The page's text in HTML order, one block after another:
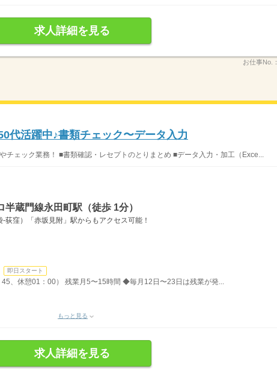
求人詳細を見る
お仕事No.：
代活躍中♪書類チェック〜データ入力
チェック業務！ ■書類確認・レセプトのとりまとめ ■データ入力・加工（Exce...
蔵門線永田町駅（徒歩 1分）
荻窪）「赤坂見附」駅からもアクセス可能！
即日スタート
、休憩01：00） 残業月5〜15時間 ◆毎月12日〜23日は残業が発...
もっと見る
求人詳細を見る